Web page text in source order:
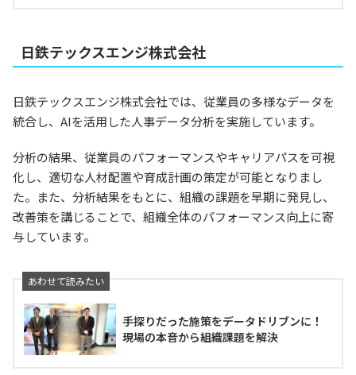
日鉄テックスエンジ株式会社
日鉄テックスエンジ株式会社では、従業員の多様なデータを
統合し、AIを活用した人事データ分析を実施しています。
分析の結果、従業員のパフォーマンスやキャリアパスを可視
化し、適切な人材配置や育成計画の策定が可能となりまし
た。また、分析結果をもとに、組織の課題を早期に発見し、
改善策を講じることで、組織全体のパフォーマンス向上に寄
与しています。
手探りだった施策をデータドリブンに！
現場の本音から組織課題を解決